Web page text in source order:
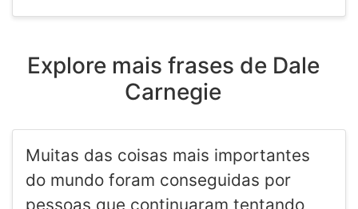
Explore mais frases de Dale
Carnegie
Muitas das coisas mais importantes
do mundo foram conseguidas por
pessoas que continuaram tentando